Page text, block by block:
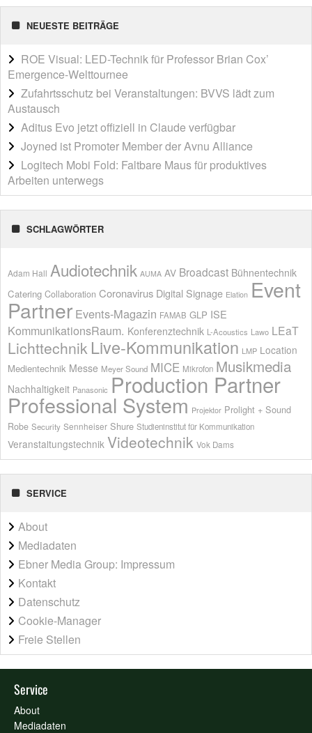
NEUESTE BEITRÄGE
ROE Visual: LED-Technik für Professor Brian Cox’
Emergence-Welttournee
Zufahrtsschutz bei Veranstaltungen: BVVS lädt zum
Austausch
Aditus Evo jetzt offiziell in Claude verfügbar
Joyned ist Promoter Member der Avnu Alliance
Logitech Mobi Fold: Faltbare Maus für produktives
Arbeiten unterwegs
SCHLAGWÖRTER
Adam Hall Audiotechnik AUMA AV Broadcast Bühnentechnik
Catering Collaboration Coronavirus Digital Signage Elation Event
Partner Events-Magazin FAMAB GLP ISE
KommunikationsRaum. Konferenztechnik L-Acoustics Lawo LEaT
Lichttechnik Live-Kommunikation LMP Location
Medientechnik Messe Meyer Sound MICE Mikrofon Musikmedia
Nachhaltigkeit Panasonic Production Partner
Professional System Projektor Prolight + Sound
Robe Security Sennheiser Shure Studieninstitut für Kommunikation
Veranstaltungstechnik Videotechnik Vok Dams
SERVICE
About
Mediadaten
Ebner Media Group: Impressum
Kontakt
Datenschutz
Cookie-Manager
Freie Stellen
Service
About
Mediadaten